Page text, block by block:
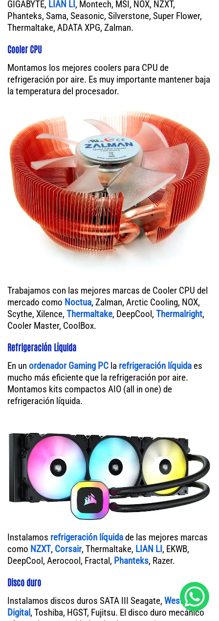
GIGABYTE, LIAN LI, Montech, MSI, NOX, NZXT,
Phanteks, Sama, Seasonic, Silverstone, Super Flower,
Thermaltake, ADATA XPG, Zalman.
Cooler CPU
Montamos los mejores coolers para CPU de
refrigeración por aire. Es muy importante mantener baja
la temperatura del procesador.
Trabajamos con las mejores marcas de Cooler CPU del
mercado como Noctua, Zalman, Arctic Cooling, NOX,
Scythe, Xilence, Thermaltake, DeepCool, Thermalright,
Cooler Master, CoolBox.
Refrigeración Líquida
En un ordenador Gaming PC la refrigeración líquida es
mucho más eficiente que la refrigeración por aire.
Montamos kits compactos AIO (all in one) de
refrigeración líquida.
Instalamos refrigeración líquidade las mejores marcas
como NZXT, Corsair, Thermaltake, LIAN LI, EKWB,
DeepCool, Aerocool, Fractal, Phanteks, Razer.
Disco duro
Instalamos discos duros SATA III Seagate, Western
Digital, Toshiba, HGST, Fujitsu. El disco duro mecánico